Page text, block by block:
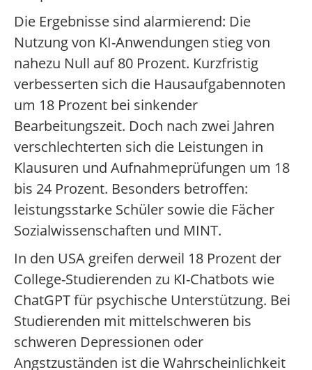
Die Ergebnisse sind alarmierend: Die
Nutzung von KI-Anwendungen stieg von
nahezu Null auf 80 Prozent. Kurzfristig
verbesserten sich die Hausaufgabennoten
um 18 Prozent bei sinkender
Bearbeitungszeit. Doch nach zwei Jahren
verschlechterten sich die Leistungen in
Klausuren und Aufnahmeprüfungen um 18
bis 24 Prozent. Besonders betroffen:
leistungsstarke Schüler sowie die Fächer
Sozialwissenschaften und MINT.
In den USA greifen derweil 18 Prozent der
College-Studierenden zu KI-Chatbots wie
ChatGPT für psychische Unterstützung. Bei
Studierenden mit mittelschweren bis
schweren Depressionen oder
Angstzuständen ist die Wahrscheinlichkeit